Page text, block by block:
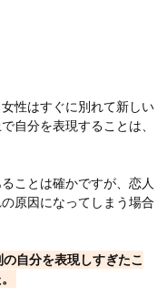
性はすぐに別れて新しい
自分を表現することは、
ことは確かですが、恋人
原因になってしまう場合
自分を表現しすぎたこ